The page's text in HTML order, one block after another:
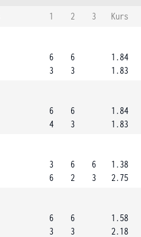
1 2 3
Kurs
6
3
6
3
1.84
1.83
6
4
6
3
1.84
1.83
3
6
6
2
6
3
1.38
2.75
6
3
6
3
1.58
2.18